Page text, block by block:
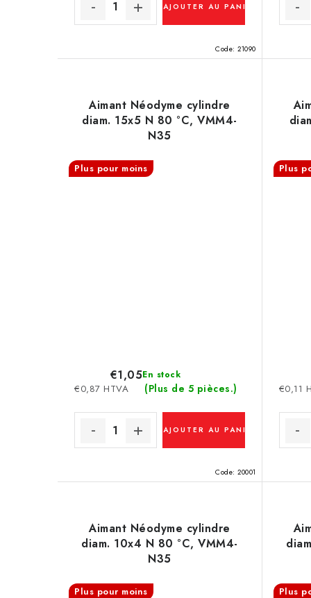
AJOUTER AU PANIER
Code: 21090
Aimant Néodyme cylindre
diam. 15x5 N 80 °C, VMM4-
N35
Plus pour moins
En stock
(Plus de 5 pièces.)
€0,87 HTVA
€1,05
AJOUTER AU PANIER
Code: 20001
Plus
€0,11
Aimant Néodyme cylindre
diam. 10x4 N 80 °C, VMM4-
N35
Plus pour moins Plus